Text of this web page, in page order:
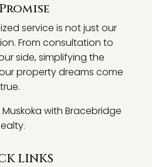
service is not just our
From consultation to
side, simplifying the
property dreams come
true.
with Bracebridge
LINKS